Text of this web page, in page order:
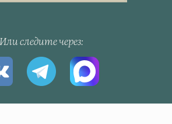
Или следите через